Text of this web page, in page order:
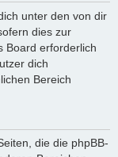
unter den von dir
dies zur
Board erforderlich
dich
Bereich
die die phpBB-